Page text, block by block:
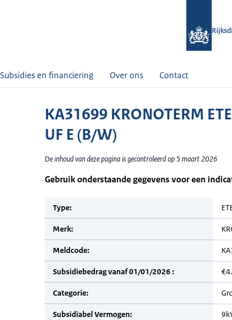
Subsidies en financiering Over ons Contact
KA31699 KRONOTERM
UF E (B/W)
De inhoud van deze pagina is gecontroleerd op 5 maart 2026
Gebruik onderstaande gegevens voor een
Type:
Merk:
Meldcode:
Subsidiebedrag vanaf 01/01/2026 :
Categorie:
Subsidiabel Vermogen: